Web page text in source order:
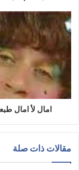
امال لأ امال
مقالات ذات صلة